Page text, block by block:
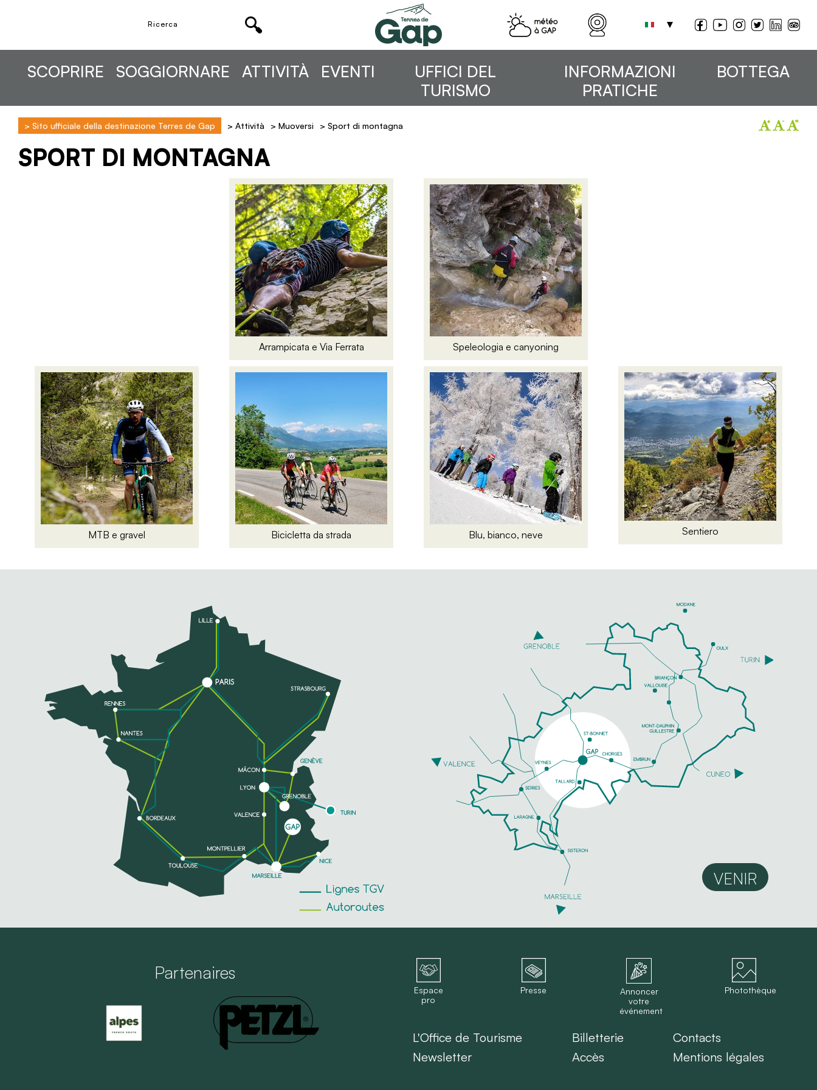
SCOPRIRE SOGGIORNARE ATTIVITÀ EVENTI
UFFICI DEL
TURISMO
INFORMAZIONI
PRATICHE
BOTTEGA
> Sito ufficiale della destinazione Terres de Gap > Attività > Muoversi > Sport di montagna
SPORT DI MONTAGNA
Arrampicata e Via Ferrata Speleologia e canyoning
MTB e gravel Bicicletta da strada Blu, bianco, neve Sentiero
VENIR
Partenaires
Espace
pro
Presse
Annoncer
votre
événement
Photothèque
L'Office de Tourisme
Newsletter
Billetterie
Accès
Contacts
Mentions légales